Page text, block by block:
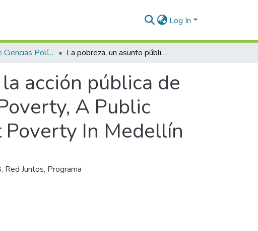
Log In
Cuadernos de Ciencias Políticas, Núm. 02 (2010) La pobreza, un asunto público análisis a la acción pública de lucha contra la pobreza en Medellínn = Poverty, A Public Issue Analysis Of Public Action To Fight Poverty In Medellín
acción pública de
A Public
In Medellín
, Red Juntos, Programa